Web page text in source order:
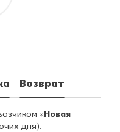
Возврат
«Новая
дня).